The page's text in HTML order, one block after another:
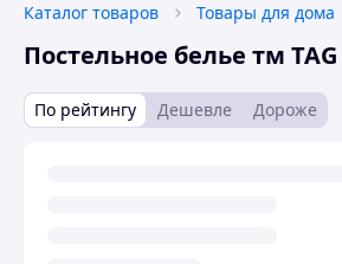
Каталог товаров Товары для дома
Постельное белье тм TAG
По рейтингу Дешевле Дороже